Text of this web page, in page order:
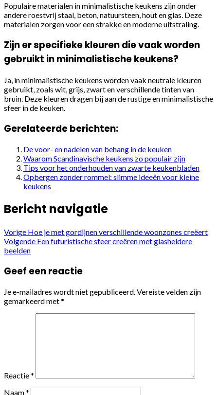
Populaire materialen in minimalistische keukens zijn onder
andere roestvrij staal, beton, natuursteen, hout en glas. Deze
materialen zorgen voor een strakke en moderne uitstraling.
Zijn er specifieke kleuren die vaak worden
gebruikt in minimalistische keukens?
Ja, in minimalistische keukens worden vaak neutrale kleuren
gebruikt, zoals wit, grijs, zwart en verschillende tinten van
bruin. Deze kleuren dragen bij aan de rustige en minimalistische
sfeer in de keuken.
Gerelateerde berichten:
De voor- en nadelen van behang in de keuken
Waarom Scandinavische keukens zo populair zijn
Tips voor het onderhouden van zwarte keukenbladen
Opbergen zonder rommel: slimme ideeën voor kleine
keukens
Bericht navigatie
Vorige Hoe je met gordijnen verschillende woonzones creëert
Volgende Een futuristische sfeer creëren met glasheldere
beelden
Geef een reactie
Je e-mailadres wordt niet gepubliceerd.Vereiste velden zijn
gemarkeerd met*
Reactie*
Naam*